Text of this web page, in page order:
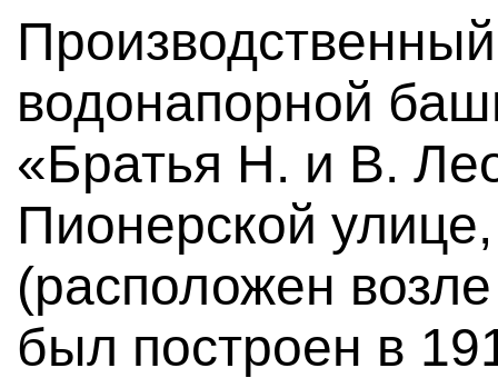
водонапорной
«Братья Н. и В.
Пионерской
(расположен
был построен в